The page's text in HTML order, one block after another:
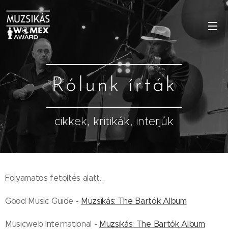
Rólunk írták
cikkek, kritikák, interjúk
Folyamatos fetöltés alatt...
Good Music Guide - Muzsikás: The Bartók Album
Musicweb International - Muzsikás: The Bartók Album